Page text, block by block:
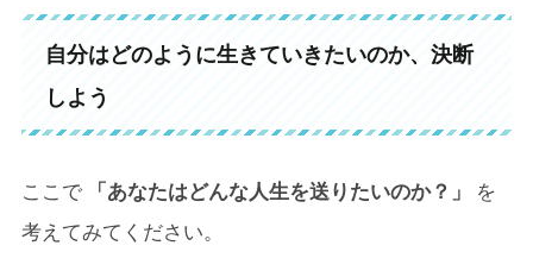
自分はどのように生きていきたいのか、決断
しよう
ここで 「あなたはどんな人生を送りたいのか？」
を
考えてみてください。